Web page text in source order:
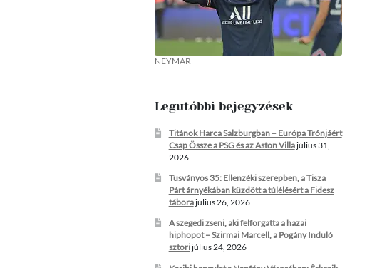
NEYMAR
Legutóbbi bejegyzések
Titánok Harca Salzburgban – Európa Trónjáért
Csap Össze a PSG és az Aston Villajúlius 31,
2026
Tusványos 35: Ellenzéki szerepben, a Tisza
Párt árnyékában küzdött a túlélésért a Fidesz
táborajúlius 26, 2026
A szegedi zseni, aki felforgatta a hazai
hiphopot – Szirmai Marcell, a Pogány Induló
sztorijúlius 24, 2026